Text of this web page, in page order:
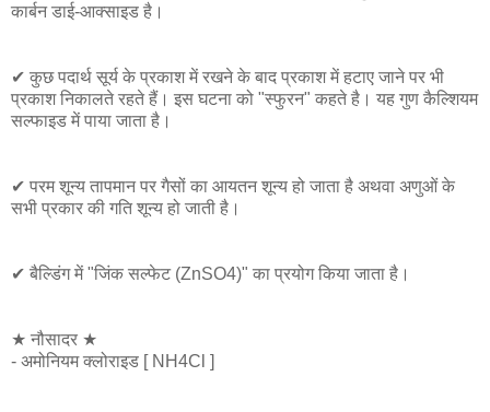
कार्बन डाई-आक्साइड है।
✔ कुछ पदार्थ सूर्य के प्रकाश में रखने के बाद प्रकाश में हटाए जाने पर भी
प्रकाश निकालते रहते हैं। इस घटना को "स्फुरन" कहते है। यह गुण कैल्शियम
सल्फाइड में पाया जाता है।
✔ परम शून्य तापमान पर गैसों का आयतन शून्य हो जाता है अथवा अणुओं के
सभी प्रकार की गति शून्य हो जाती है।
✔ बैल्डिंग में "जिंक सल्फेट (ZnSO4)" का प्रयोग किया जाता है।
★ नौसादर ★
- अमोनियम क्लोराइड [ NH4Cl ]